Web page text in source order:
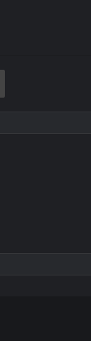
Yazdır